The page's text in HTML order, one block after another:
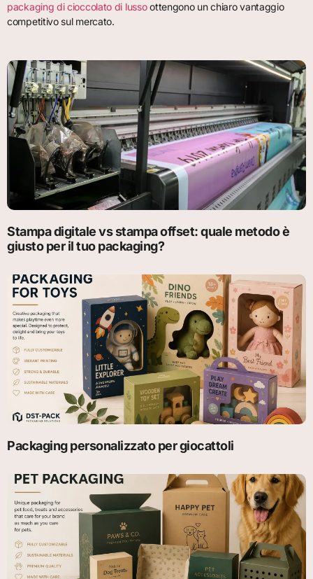
packaging di cioccolato di lussoottengono un chiaro vantaggio
competitivo sul mercato.
Stampa digitale vs stampa offset: quale metodo è
giusto per il tuo packaging?
Packaging personalizzato per giocattoli